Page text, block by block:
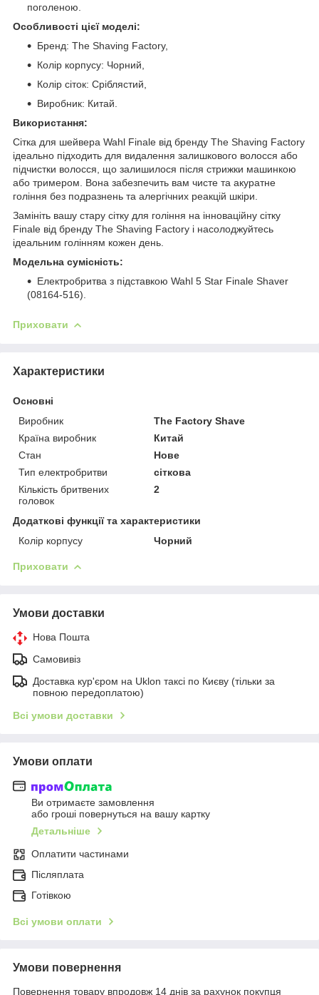
поголеною.
Особливості цієї моделі:
Бренд: The Shaving Factory,
Колір корпусу: Чорний,
Колір сіток: Сріблястий,
Виробник: Китай.
Використання:
Сітка для шейвера Wahl Finale від бренду The Shaving Factory
ідеально підходить для видалення залишкового волосся або
підчистки волосся, що залишилося після стрижки машинкою
або тримером. Вона забезпечить вам чисте та акуратне
гоління без подразнень та алергічних реакцій шкіри.
Замініть вашу стару сітку для гоління на інноваційну сітку
Finale від бренду The Shaving Factory і насолоджуйтесь
ідеальним голінням кожен день.
Модельна сумісність:
Електробритва з підставкою Wahl 5 Star Finale Shaver
(08164-516).
Приховати
Характеристики
Основні
Виробник
The Factory Shave
Країна виробник
Китай
Стан
Нове
Тип електробритви
сіткова
Кількість бритвених
головок
2
Додаткові функції та характеристики
Колір корпусу
Чорний
Приховати
Умови доставки
Нова Пошта
Самовивіз
Доставка кур'єром на Uklon таксі по Києву (тільки за
повною передоплатою)
Всі умови доставки
Умови оплати
Ви отримаєте замовлення
або гроші повернуться на вашу картку
Детальніше
Оплатити частинами
Післяплата
Готівкою
Всі умови оплати
Умови повернення
Повернення товару впродовж 14 днів за рахунок покупця